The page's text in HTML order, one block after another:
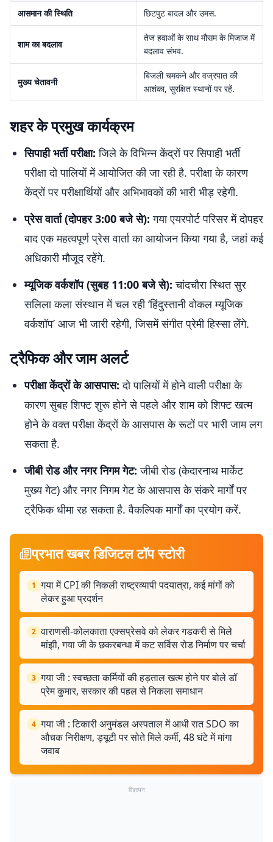
आसमान की स्थिति छिटपुट बादल और उमस.
शाम का बदलाव
तेज हवाओं के साथ मौसम के मिजाज में
बदलाव संभव.
मुख्य चेतावनी
बिजली चमकने और वज्रपात की
आशंका, सुरक्षित स्थानों पर रहें.
शहर के प्रमुख कार्यक्रम
सिपाही भर्ती परीक्षा: जिले के विभिन्न केंद्रों पर सिपाही भर्ती
परीक्षा दो पालियों में आयोजित की जा रही है. परीक्षा के कारण
केंद्रों पर परीक्षार्थियों और अभिभावकों की भारी भीड़ रहेगी.
प्रेस वार्ता (दोपहर 3:00 बजे से): गया एयरपोर्ट परिसर में दोपहर
बाद एक महत्वपूर्ण प्रेस वार्ता का आयोजन किया गया है, जहां कई
अधिकारी मौजूद रहेंगे.
म्यूजिक वर्कशॉप (सुबह 11:00 बजे से): चांदचौरा स्थित सुर
सलिला कला संस्थान में चल रही ‘हिंदुस्तानी वोकल म्यूजिक
वर्कशॉप’ आज भी जारी रहेगी, जिसमें संगीत प्रेमी हिस्सा लेंगे.
ट्रैफिक और जाम अलर्ट
परीक्षा केंद्रों के आसपास: दो पालियों में होने वाली परीक्षा के
कारण सुबह शिफ्ट शुरू होने से पहले और शाम को शिफ्ट खत्म
होने के वक्त परीक्षा केंद्रों के आसपास के रूटों पर भारी जाम लग
सकता है.
जीबी रोड और नगर निगम गेट: जीबी रोड (केदारनाथ मार्केट
मुख्य गेट) और नगर निगम गेट के आसपास के संकरे मार्गों पर
ट्रैफिक धीमा रह सकता है. वैकल्पिक मार्गों का प्रयोग करें.
प्रभात खबर डिजिटल टॉप स्टोरी
1 गया में CPI की निकली राष्ट्रव्यापी पदयात्रा, कई मांगों को
लेकर हुआ प्रदर्शन
2 वाराणसी-कोलकाता एक्सप्रेसवे को लेकर गडकरी से मिले
मांझी, गया जी के छकरबन्धा में कट सर्विस रोड निर्माण पर चर्चा
3 गया जी : स्वच्छता कर्मियों की हड़ताल खत्म होने पर बोले डॉ
प्रेम कुमार, सरकार की पहल से निकला समाधान
4 गया जी : टिकारी अनुमंडल अस्पताल में आधी रात SDO का
औचक निरीक्षण, ड्यूटी पर सोते मिले कर्मी, 48 घंटे में मांगा
जवाब
विज्ञापन